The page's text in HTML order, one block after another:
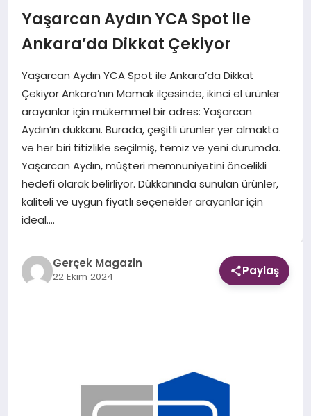
SPOR
TEKNOLOJI
SAĞLIK
SIYASET
Yaşarcan Aydın YCA Spot ile
Ankara’da Dikkat Çekiyor
Yaşarcan Aydın YCA Spot ile Ankara’da Dikkat
Çekiyor Ankara’nın Mamak ilçesinde, ikinci el ürünler
arayanlar için mükemmel bir adres: Yaşarcan
Aydın’ın dükkanı. Burada, çeşitli ürünler yer almakta
ve her biri titizlikle seçilmiş, temiz ve yeni durumda.
Yaşarcan Aydın, müşteri memnuniyetini öncelikli
hedefi olarak belirliyor. Dükkanında sunulan ürünler,
kaliteli ve uygun fiyatlı seçenekler arayanlar için
ideal….
Gerçek Magazin
22 Ekim 2024 Paylaş